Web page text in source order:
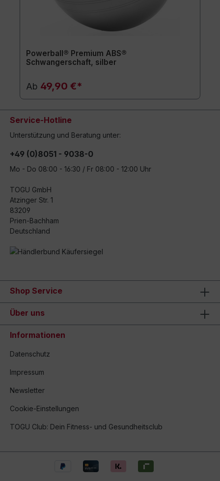
Powerball® Premium ABS®
Schwangerschaft, silber
Ab 49,90 €*
Service-Hotline
Unterstützung und Beratung unter:
+49 (0)8051 - 9038-0
Mo - Do 08:00 - 16:30 / Fr 08:00 - 12:00 Uhr
TOGU GmbH
Atzinger Str. 1
83209
Prien-Bachham
Deutschland
Shop Service
Über uns
Informationen
Datenschutz
Impressum
Newsletter
Cookie-Einstellungen
TOGU Club: Dein Fitness- und Gesundheitsclub